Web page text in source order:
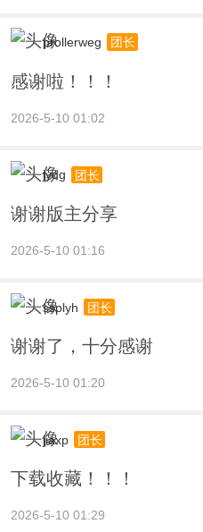
prollerweg 团长
感谢啦！！！
2026-5-10 01:02
jydg 团长
谢谢版主分享
2026-5-10 01:16
ssplyh 团长
谢谢了，十分感谢
2026-5-10 01:20
jiaxp 团长
下载收藏！！！
2026-5-10 01:29